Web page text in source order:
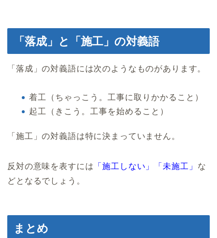
「落成」と「施工」の対義語
「落成」の対義語には次のようなものがあります。
着工（ちゃっこう。工事に取りかかること）
起工（きこう。工事を始めること）
「施工」の対義語は特に決まっていません。
反対の意味を表すには 「施工しない」「未施工」 な
どとなるでしょう。
まとめ